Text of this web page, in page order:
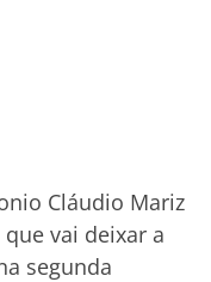
Cláudio Mariz
vai deixar a
segunda